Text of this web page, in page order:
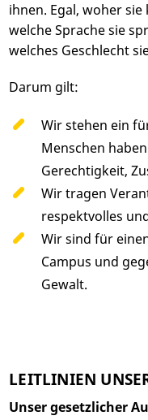
ihnen. Egal, woher
welche Sprache sie
welches Geschlecht
Darum gilt:
Wir stehen ein
Menschen
Gerechtigkeit,
Wir tragen
respektvolles
Wir sind für
Campus und
Gewalt.
LEITLINIEN
Unser gesetzlicher